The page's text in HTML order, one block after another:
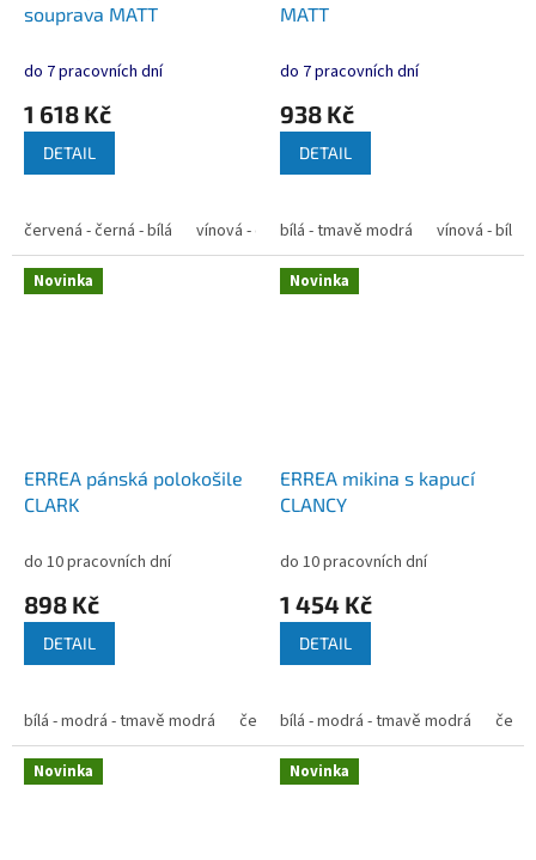
souprava MATT
do 7 pracovních dní
1 618 Kč
DETAIL
červená - černá - bílá vínová - černá - bílá bílá - tmavě modrá
MATT
do 7 pracovních dní
938 Kč
DETAIL
bílá - tmavě modrá vínová - bílá
Novinka
ERREA pánská polokošile
CLARK
do 10 pracovních dní
898 Kč
DETAIL
bílá - modrá - tmavě modrá červená - černá - bílá zelená - černá -
Novinka
ERREA mikina s kapucí
CLANCY
do 10 pracovních dní
1 454 Kč
DETAIL
bílá - modrá - tmavě modrá
Novinka Novinka